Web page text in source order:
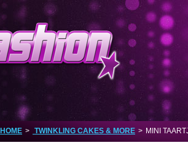
HOME > TWINKLING CAKES & MORE > MINI